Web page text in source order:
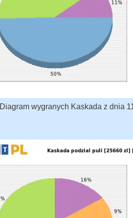
Diagram wygranych Kaskada z dnia